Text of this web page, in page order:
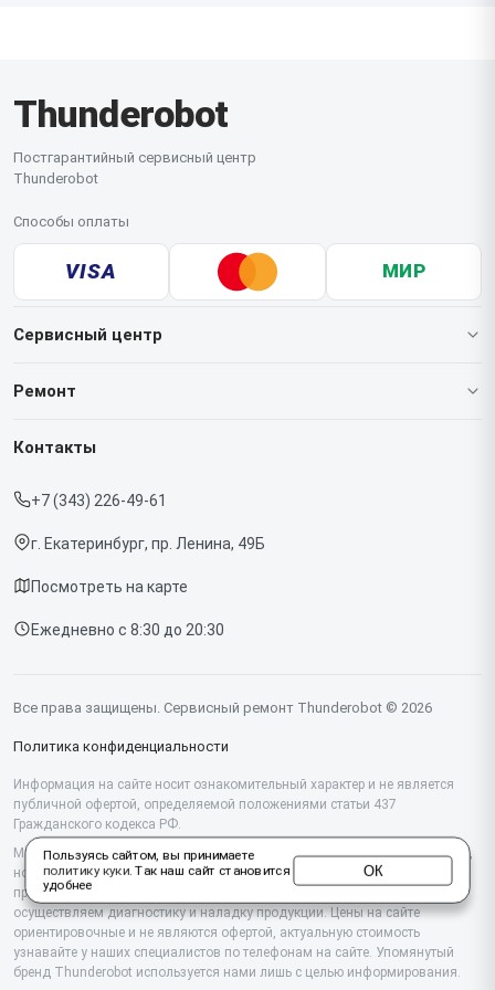
Thunderobot
Постгарантийный сервисный центр
Thunderobot
Способы оплаты
VISA МИР
Сервисный центр
О нашем сервисе
Срочный ремонт
Доставка и способы оплаты
Диагностика
Контакты
Ремонт
Ноутбуков
Контакты
+7 (343) 226-49-61
г. Екатеринбург, пр. Ленина, 49Б
Посмотреть на карте
Ежедневно с 8:30 до 20:30
Все права защищены. Сервисный ремонт Thunderobot © 2026
Политика конфиденциальности
Информация на сайте носит ознакомительный характер и не является
публичной офертой, определяемой положениями статьи 437
Гражданского кодекса РФ.
Мы специализируемся на обслуживании и ремонте техники Thunderobot,
но не являемся их официальным представителем. Предоставляем
профессиональные услуги после истечения гарантии, а также
осуществляем диагностику и наладку продукции. Цены на сайте
ориентировочные и не являются офертой, актуальную стоимость
узнавайте у наших специалистов по телефонам на сайте. Упомянутый
бренд Thunderobot используется нами лишь с целью информирования.
Пользуясь сайтом, вы принимаете
политику куки. Так наш сайт становится
удобнее
ОК